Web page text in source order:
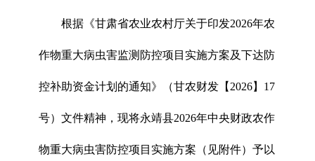
根据《甘肃省农业农村厅关于印发2026年农
作物重大病虫害监测防控项目实施方案及下达防
控补助资金计划的通知》（甘农财发【2026】17
号）文件精神，现将永靖县2026年中央财政农作
物重大病虫害防控项目实施方案（见附件）予以